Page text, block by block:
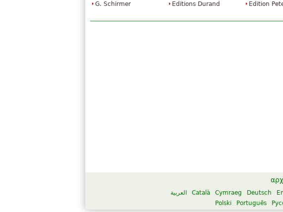
G. Schirmer
Editions Durand
Edition
العربية Català Cymraeg Deutsch
Polski
Português